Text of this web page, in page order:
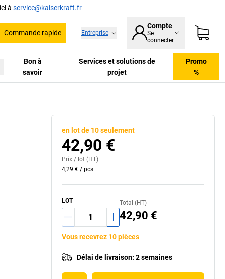
à service@kaiserkraft.fr
Commande rapide Entreprise
Compte
Se
connecter
Bon à
savoir
Services et solutions de
projet
Promo
%
en lot de 10 seulement
42,90 €
Prix / lot (HT)
4,29 € / pcs
LOT Total (HT)
42,90 €
Vous recevrez 10 pièces
Délai de livraison: 2 semaines